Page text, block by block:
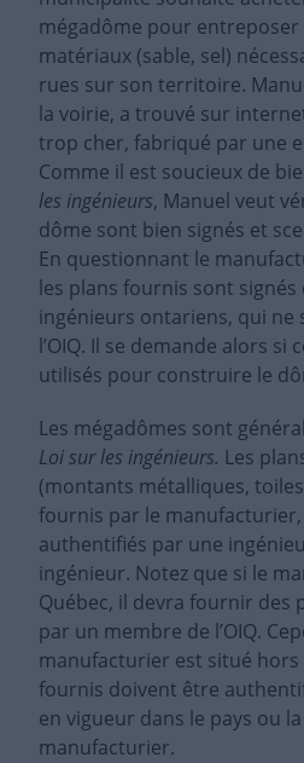
mégadôme pour entreposer
matériaux (sable, sel)
rues sur son territoire.
la voirie, a trouvé sur
trop cher, fabriqué par une
Comme il est soucieux de
les ingénieurs, Manuel veut
dôme sont bien signés et
En questionnant le
les plans fournis sont signés
ingénieurs ontariens, qui ne
l’OIQ. Il se demande alors si
utilisés pour construire le
Les mégadômes sont
Loi sur les ingénieurs. Les
(montants métalliques,
fournis par le
authentifiés par une
ingénieur. Notez que si le
Québec, il devra fournir des
par un membre de l’OIQ.
manufacturier est situé hors
fournis doivent être
en vigueur dans le pays ou
manufacturier.